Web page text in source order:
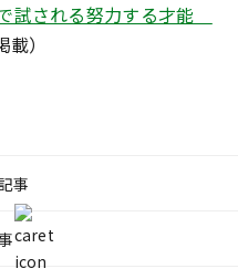
試される努力する才能
）
事